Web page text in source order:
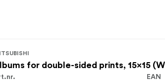
for double-sided prints, 15x15
EAN